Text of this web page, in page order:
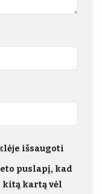
išsaugoti
puslapį, kad
kitą kartą vėl